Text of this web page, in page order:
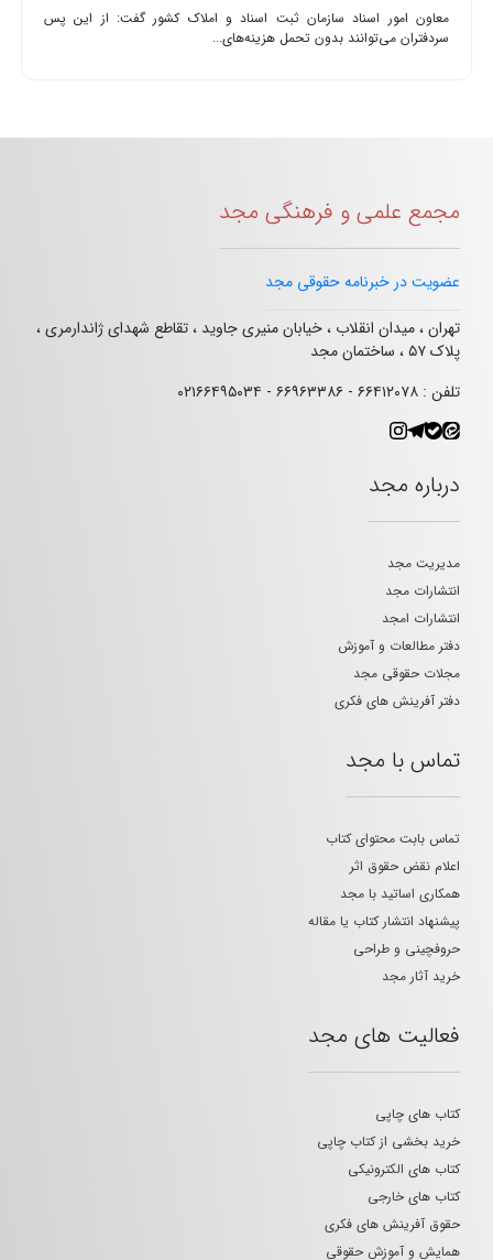
معاون امور اسناد سازمان ثبت اسناد و املاک کشور گفت: از این پس
سردفتران می‌توانند بدون تحمل هزینه‌های...
مجمع علمی و فرهنگی مجد
عضویت در خبرنامه حقوقی مجد
تهران ، میدان انقلاب ، خیابان منیری جاوید ، تقاطع شهدای ژاندارمری ،
پلاک ۵۷ ، ساختمان مجد
تلفن : ۶۶۴۱۲۰۷۸ - ۶۶۹۶۳۳۸۶ - ۰۲۱۶۶۴۹۵۰۳۴
درباره مجد
مدیریت مجد
انتشارات مجد
انتشارات امجد
دفتر مطالعات و آموزش
مجلات حقوقی مجد
دفتر آفرینش های فکری
تماس با مجد
تماس بابت محتوای کتاب
اعلام نقض حقوق اثر
همکاری اساتید با مجد
پیشنهاد انتشار کتاب یا مقاله
حروفچینی و طراحی
خرید آثار مجد
فعالیت های مجد
کتاب های چاپی
خرید بخشی از کتاب چاپی
کتاب های الکترونیکی
کتاب های خارجی
حقوق آفرینش های فکری
همایش و آموزش حقوقی